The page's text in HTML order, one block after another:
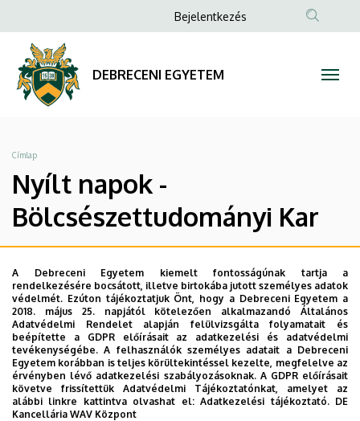
napok
Bölcsészettudományi
Kar
DEBRECENI
EGYETEM
a
tartalomra
Anonim
menüje
Bejelentkezés
DEBRECENI EGYETEM
Morzsa
Címlap
Nyílt napok -
Bölcsészettudományi Kar
Helyszín: Debreceni Egyetem Főépület Aula (4032
Debrecen, Egyetem tér 1.)
Honlap:https://btk.unideb.hu
Legutóbb frissítve: 2025. 10. 15. 10:46
A Debreceni Egyetem kiemelt fontosságúnak tartja a
rendelkezésére bocsátott, illetve birtokába jutott személyes adatok
védelmét. Ezúton tájékoztatjuk Önt, hogy a Debreceni Egyetem a
2018. május 25. napjától kötelezően alkalmazandó Általános
Adatvédelmi Rendelet alapján felülvizsgálta folyamatait és
beépítette a GDPR előírásait az adatkezelési és adatvédelmi
tevékenységébe. A felhasználók személyes adatait a Debreceni
Egyetem korábban is teljes körültekintéssel kezelte, megfelelve az
érvényben lévő adatkezelési szabályozásoknak. A GDPR előírásait
követve frissítettük Adatvédelmi Tájékoztatónkat, amelyet az
alábbi linkre kattintva olvashat el:Adatkezelési tájékoztató. DE
Kancellária WAV Központ